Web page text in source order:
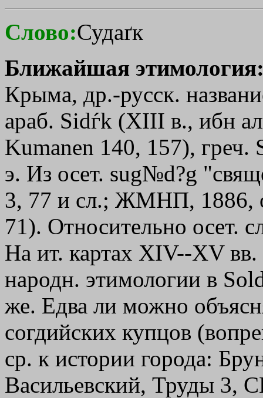
Слово:Судаґк
Ближайшая
Крыма, др.-русск.
араб. Sіdѓk (XIII в., ибн
Kumanen 140, 157), греч.
э. Из осет. sug№d?g
3, 77 и сл.; ЖМНП, 1886,
71). Относительно осет.
На ит. картах ХIV--ХV вв.
народн. этимологии в
же. Едва ли можно
согдийских купцов
ср. к истории города:
Васильевский, Труды 3,